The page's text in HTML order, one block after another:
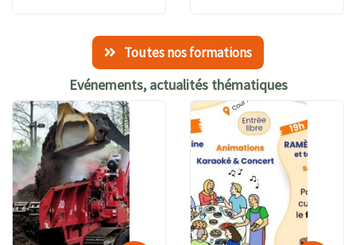
Toutes nos formations
Evénements, actualités thématiques